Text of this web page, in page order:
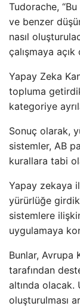
Tudorache,
ve benzer
nasıl
çalışmaya açık
Yapay Zeka
topluma
kategoriye
Sonuç olarak,
sistemler, AB
kurallara tabi
Yapay zekaya
yürürlüğe
sistemlere
uygulamaya
Bunlar, Avrupa
tarafından
altında olacak.
oluşturulması